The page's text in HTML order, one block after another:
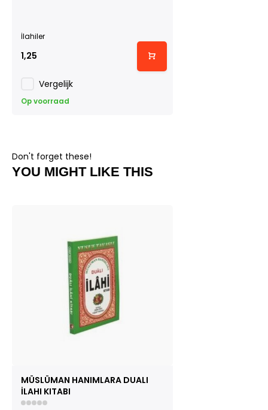
İlahiler
1,25
Vergelijk
Op voorraad
Don't forget these!
YOU MIGHT LIKE THIS
MÜSLÜMAN HANIMLARA DUALI
İLAHI KITABI